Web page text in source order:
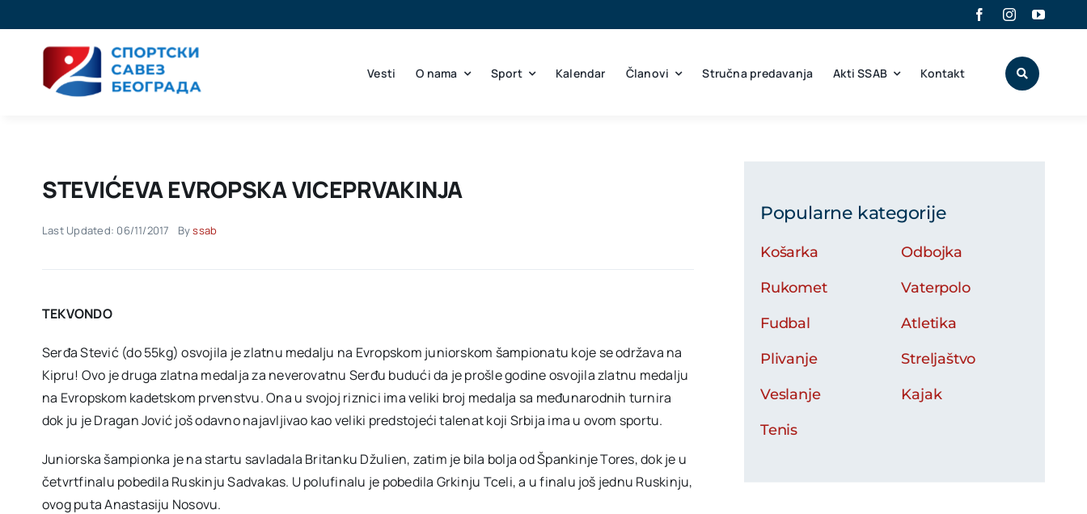
to
content
Vesti O nama Sport Kalendar Članovi Stručna predavanja Akti SSAB Kontakt
STEVIĆEVA EVROPSKA VICEPRVAKINJA
Last Updated: 06/11/2017 Byssab
TEKVONDO
Serđa Stević (do 55kg) osvojila je zlatnu medalju na Evropskom juniorskom šampionatu koje se održava na
Kipru! Ovo je druga zlatna medalja za neverovatnu Serđu budući da je prošle godine osvojila zlatnu medalju
na Evropskom kadetskom prvenstvu. Ona u svojoj riznici ima veliki broj medalja sa međunarodnih turnira
dok ju je Dragan Jović još odavno najavljivao kao veliki predstojeći talenat koji Srbija ima u ovom sportu.
Juniorska šampionka je na startu savladala Britanku Džulien, zatim je bila bolja od Špankinje Tores, dok je u
četvrtfinalu pobedila Ruskinju Sadvakas. U polufinalu je pobedila Grkinju Tceli, a u finalu još jednu Ruskinju,
ovog puta Anastasiju Nosovu.
Popularne kategorije
Košarka
Rukomet
Fudbal
Plivanje
Veslanje
Odbojka
Vaterpolo
Atletika
Streljaštvo
Kajak
Tenis